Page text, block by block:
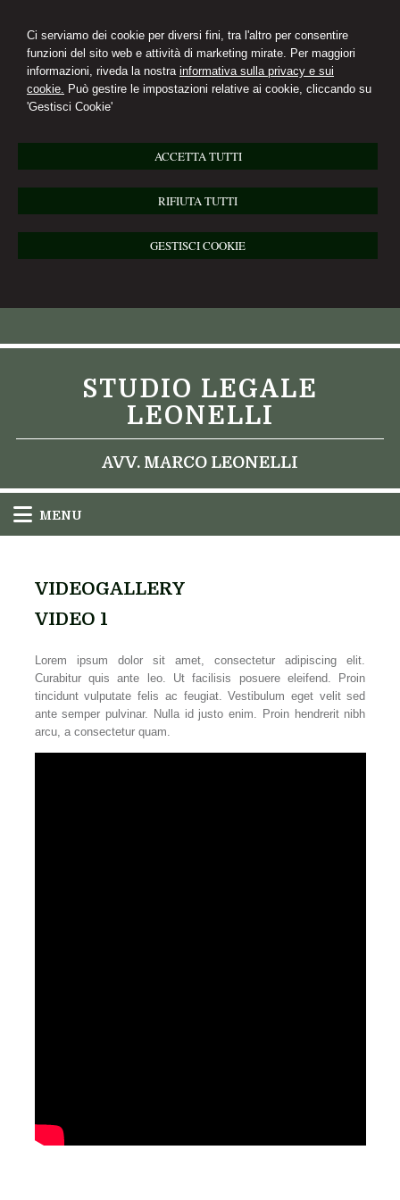
Ci serviamo dei cookie per diversi fini, tra l'altro per consentire
funzioni del sito web e attività di marketing mirate. Per maggiori
informazioni, riveda la nostra informativa sulla privacy e sui
cookie. Può gestire le impostazioni relative ai cookie, cliccando su
'Gestisci Cookie'
ACCETTA TUTTI
RIFIUTA TUTTI
GESTISCI COOKIE
STUDIO LEGALE
LEONELLI
AVV. MARCO LEONELLI
MENU
VIDEOGALLERY
VIDEO 1
Lorem ipsum dolor sit amet, consectetur adipiscing elit.
Curabitur quis ante leo. Ut facilisis posuere eleifend. Proin
tincidunt vulputate felis ac feugiat. Vestibulum eget velit sed
ante semper pulvinar. Nulla id justo enim. Proin hendrerit nibh
arcu, a consectetur quam.